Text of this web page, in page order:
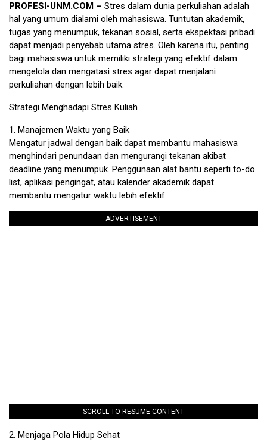
PROFESI-UNM.COM – Stres dalam dunia perkuliahan adalah
hal yang umum dialami oleh mahasiswa. Tuntutan akademik,
tugas yang menumpuk, tekanan sosial, serta ekspektasi pribadi
dapat menjadi penyebab utama stres. Oleh karena itu, penting
bagi mahasiswa untuk memiliki strategi yang efektif dalam
mengelola dan mengatasi stres agar dapat menjalani
perkuliahan dengan lebih baik.
Strategi Menghadapi Stres Kuliah
1. Manajemen Waktu yang Baik
Mengatur jadwal dengan baik dapat membantu mahasiswa
menghindari penundaan dan mengurangi tekanan akibat
deadline yang menumpuk. Penggunaan alat bantu seperti to-do
list, aplikasi pengingat, atau kalender akademik dapat
membantu mengatur waktu lebih efektif.
ADVERTISEMENT
SCROLL TO RESUME CONTENT
2. Menjaga Pola Hidup Sehat